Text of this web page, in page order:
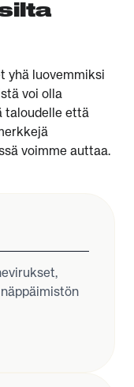
yhä luovemmiksi
voi olla
taloudelle että
voimme auttaa.